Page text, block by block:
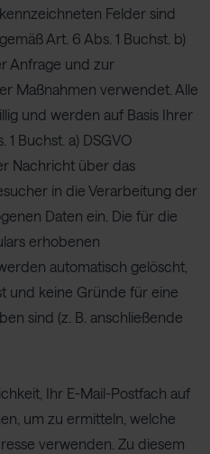
Felder sind
Art. 6 Abs. 1 Buchst. b)
Anfrage und zur
Maßnahmen verwendet. Alle
und werden auf Basis Ihrer
1 Buchst. a) DSGVO
Nachricht über das
in die Verarbeitung der
Daten ein. Die für die
erhobenen
automatisch gelöscht,
und keine Gründe für eine
sind (z. B. anschließende
Ihr E-Mail-Postfach auf
um zu ermitteln, welche
verwenden. Zu diesem